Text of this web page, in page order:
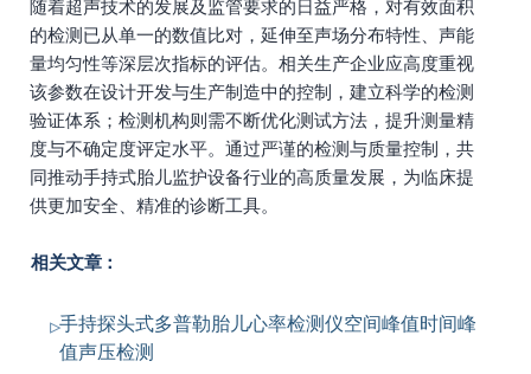
随着超声技术的发展及监管要求的日益严格，对有效面积
的检测已从单一的数值比对，延伸至声场分布特性、声能
量均匀性等深层次指标的评估。相关生产企业应高度重视
该参数在设计开发与生产制造中的控制，建立科学的检测
验证体系；检测机构则需不断优化测试方法，提升测量精
度与不确定度评定水平。通过严谨的检测与质量控制，共
同推动手持式胎儿监护设备行业的高质量发展，为临床提
供更加安全、精准的诊断工具。
相关文章：
手持探头式多普勒胎儿心率检测仪空间峰值时间峰
值声压检测